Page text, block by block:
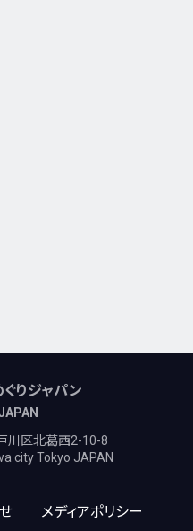
りジャパン
川区北葛西2-10-8
city Tokyo JAPAN
メディアポリシー